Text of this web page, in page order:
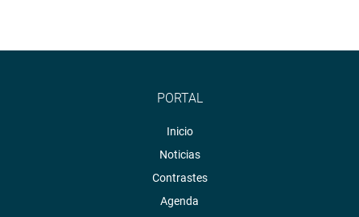
PORTAL
Inicio
Noticias
Contrastes
Agenda